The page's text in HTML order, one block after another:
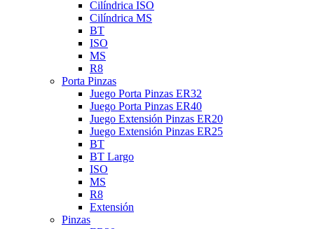
Cilíndrica ISO
Cilíndrica MS
BT
ISO
MS
R8
Porta Pinzas
Juego Porta Pinzas ER32
Juego Porta Pinzas ER40
Juego Extensión Pinzas ER20
Juego Extensión Pinzas ER25
BT
BT Largo
ISO
MS
R8
Extensión
Pinzas